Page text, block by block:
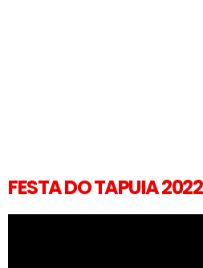
FESTA DO TAPUIA 2022